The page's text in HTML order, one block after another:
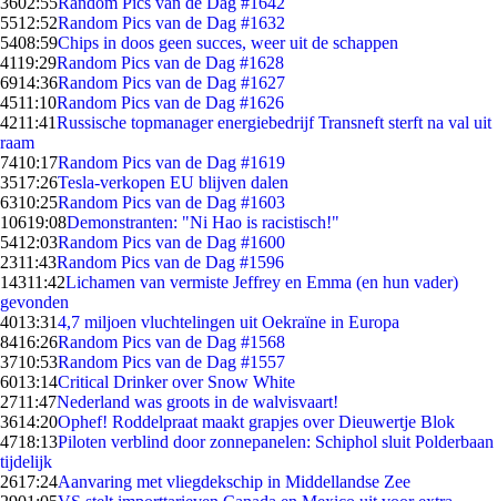
5512:52Random Pics van de Dag #1632
5408:59Chips in doos geen succes, weer uit de schappen
4119:29Random Pics van de Dag #1628
6914:36Random Pics van de Dag #1627
4511:10Random Pics van de Dag #1626
4211:41Russische topmanager energiebedrijf Transneft sterft na val uit
raam
7410:17Random Pics van de Dag #1619
3517:26Tesla-verkopen EU blijven dalen
6310:25Random Pics van de Dag #1603
10619:08Demonstranten: "Ni Hao is racistisch!"
5412:03Random Pics van de Dag #1600
2311:43Random Pics van de Dag #1596
14311:42Lichamen van vermiste Jeffrey en Emma (en hun vader)
gevonden
4013:314,7 miljoen vluchtelingen uit Oekraïne in Europa
8416:26Random Pics van de Dag #1568
3710:53Random Pics van de Dag #1557
6013:14Critical Drinker over Snow White
2711:47Nederland was groots in de walvisvaart!
3614:20Ophef! Roddelpraat maakt grapjes over Dieuwertje Blok
4718:13Piloten verblind door zonnepanelen: Schiphol sluit Polderbaan
tijdelijk
2617:24Aanvaring met vliegdekschip in Middellandse Zee